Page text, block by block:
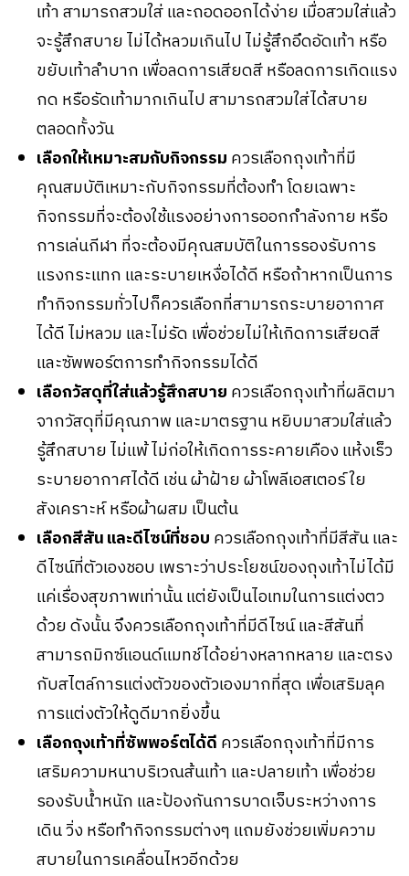
เท้า สามารถสวมใส่ และถอดออกได้ง่าย เมื่อสวมใส่แล้ว
จะรู้สึกสบาย ไม่ได้หลวมเกินไป ไม่รู้สึกอึดอัดเท้า หรือ
ขยับเท้าลำบาก เพื่อลดการเสียดสี หรือลดการเกิดแรง
กด หรือรัดเท้ามากเกินไป สามารถสวมใส่ได้สบาย
ตลอดทั้งวัน
เลือกให้เหมาะสมกับกิจกรรม ควรเลือกถุงเท้าที่มี
คุณสมบัติเหมาะกับกิจกรรมที่ต้องทำ โดยเฉพาะ
กิจกรรมที่จะต้องใช้แรงอย่างการออกกำลังกาย หรือ
การเล่นกีฬา ที่จะต้องมีคุณสมบัติในการรองรับการ
แรงกระแทก และระบายเหงื่อได้ดี หรือถ้าหากเป็นการ
ทำกิจกรรมทั่วไปก็ควรเลือกที่สามารถระบายอากาศ
ได้ดี ไม่หลวม และไม่รัด เพื่อช่วยไม่ให้เกิดการเสียดสี
และซัพพอร์ตการทำกิจกรรมได้ดี
เลือกวัสดุที่ใส่แล้วรู้สึกสบาย ควรเลือกถุงเท้าที่ผลิตมา
จากวัสดุที่มีคุณภาพ และมาตรฐาน หยิบมาสวมใส่แล้ว
รู้สึกสบาย ไม่แพ้ ไม่ก่อให้เกิดการระคายเคือง แห้งเร็ว
ระบายอากาศได้ดี เช่น ผ้าฝ้าย ผ้าโพลีเอสเตอร์ ใย
สังเคราะห์ หรือผ้าผสม เป็นต้น
เลือกสีสัน และดีไซน์ที่ชอบ ควรเลือกถุงเท้าที่มีสีสัน และ
ดีไซน์ที่ตัวเองชอบ เพราะว่าประโยชน์ของถุงเท้าไม่ได้มี
แค่เรื่องสุขภาพเท่านั้น แต่ยังเป็นไอเทมในการแต่งตว
ด้วย ดังนั้น จึงควรเลือกถุงเท้าที่มีดีไซน์ และสีสันที่
สามารถมิกซ์แอนด์แมทช์ได้อย่างหลากหลาย และตรง
กับสไตล์การแต่งตัวของตัวเองมากที่สุด เพื่อเสริมลุค
การแต่งตัวให้ดูดีมากยิ่งขึ้น
เลือกถุงเท้าที่ซัพพอร์ตได้ดี ควรเลือกถุงเท้าที่มีการ
เสริมความหนาบริเวณส้นเท้า และปลายเท้า เพื่อช่วย
รองรับน้ำหนัก และป้องกันการบาดเจ็บระหว่างการ
เดิน วิ่ง หรือทำกิจกรรมต่างๆ แถมยังช่วยเพิ่มความ
สบายในการเคลื่อนไหวอีกด้วย